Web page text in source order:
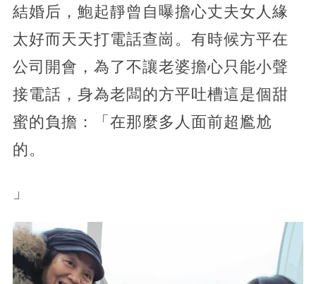
結婚后，鮑起靜曾自曝擔心丈夫女人緣
太好而天天打電話查崗。有時候方平在
公司開會，為了不讓老婆擔心只能小聲
接電話，身為老闆的方平吐槽這是個甜
蜜的負擔：「在那麼多人面前超尷尬
的。
」